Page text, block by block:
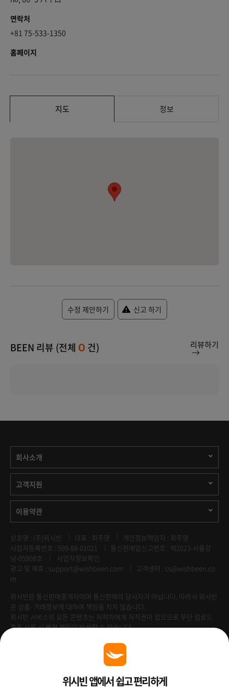
연락처
+81 75-533-1350
홈페이지
지도 정보
수정 제안하기 신고 하기
BEEN 리뷰 (전체 0 건) 리뷰하기
회사소개
고객지원
이용약관
상호명 : (주)위시빈 대표 : 최주영
개인정보책임자 : 최주영
사업자등록번호 : 599-88-01021
통신판매업신고번호 : 제2023-서울강
남-05908호
사업자정보확인
광고 및 제휴 : support@wishbeen.com
고객센터 : cs@wishbeen.co
m
위시빈은 통신판매중개자이며 통신판매의 당사자가 아닙니다. 따라서 위시빈
은 상품·거래정보에 대하여 책임을 지지 않습니다.
위시빈 서비스의 모든 콘텐츠는 저작자에게 저작권이 있으므로 무단 업로드
혹은 사용 시 법적 책임이 발생할 수 있습니다.
Venture Enterprise위시빈 앱에서 쉽고 편리하게